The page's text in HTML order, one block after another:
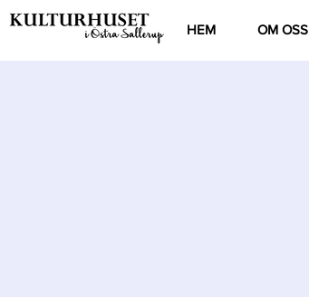
HEM OM OSS